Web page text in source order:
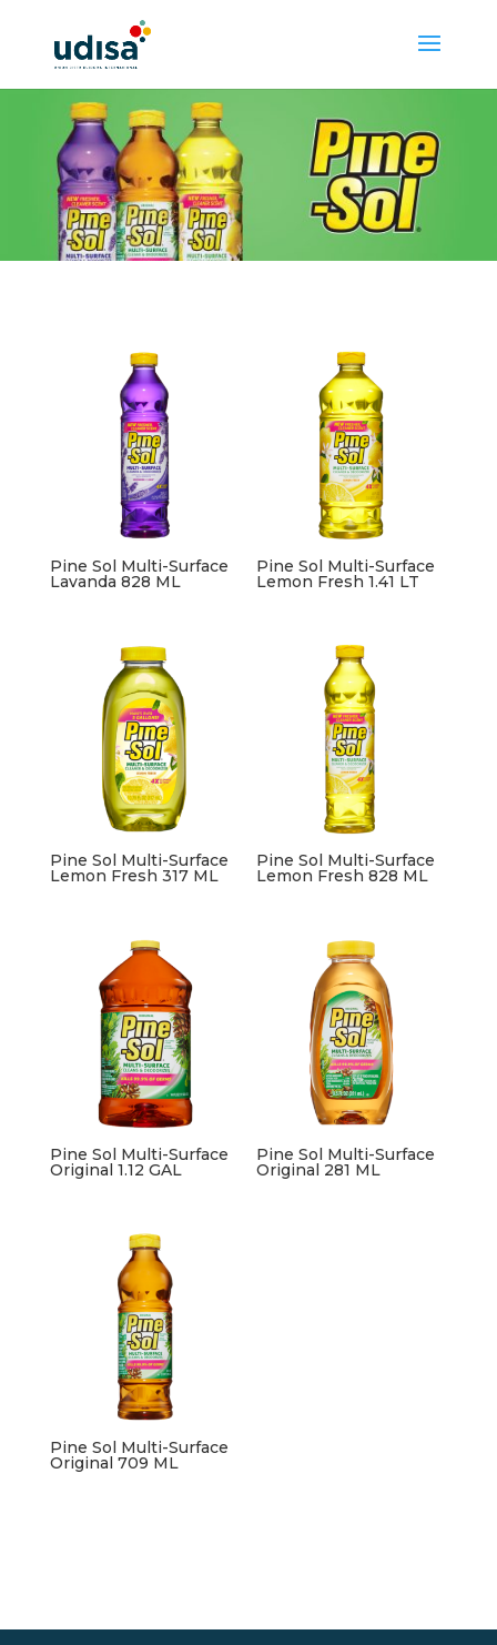
Pine Sol Multi-Surface
Lavanda 828 ML
Pine Sol Multi-Surface
Lemon Fresh 1.41 LT
Pine Sol Multi-Surface
Lemon Fresh 317 ML
Pine Sol Multi-Surface
Lemon Fresh 828 ML
Pine Sol Multi-Surface
Original 1.12 GAL
Pine Sol Multi-Surface
Original 281 ML
Pine Sol Multi-Surface
Original 709 ML